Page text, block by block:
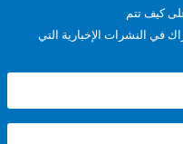
الإخبارية التي